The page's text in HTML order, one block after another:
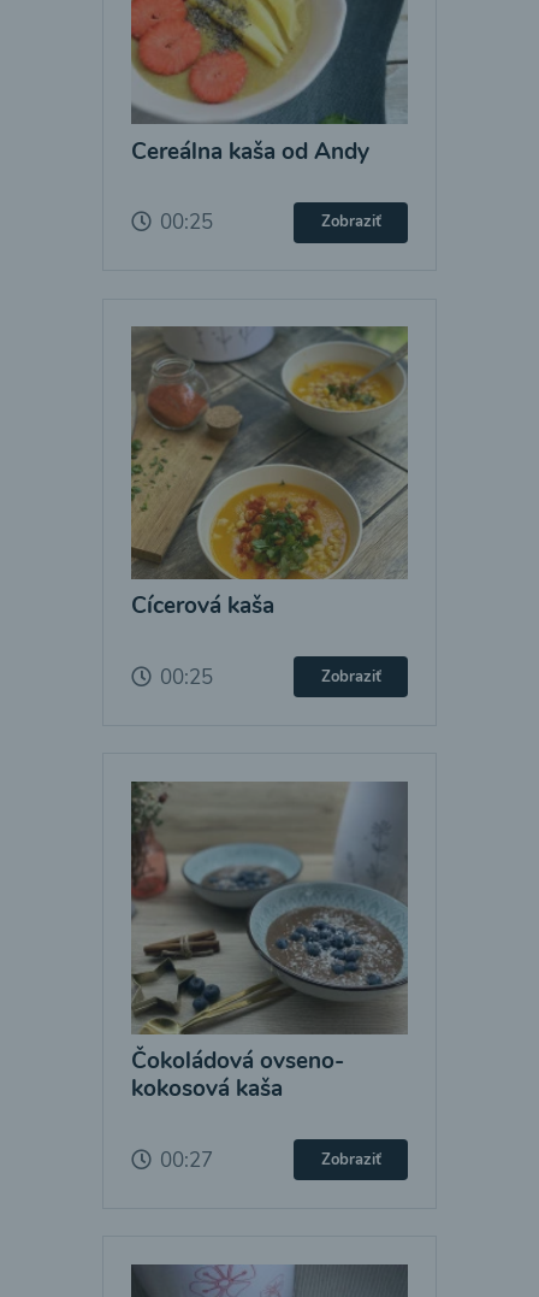
Cereálna kaša od Andy
00:25 Zobraziť
Cícerová kaša
00:25 Zobraziť
Čokoládová ovseno-
kokosová kaša
00:27 Zobraziť